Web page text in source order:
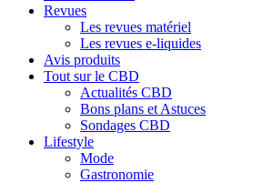
Revues
Les revues matériel
Les revues e-liquides
Avis produits
Tout sur le CBD
Actualités CBD
Bons plans et Astuces
Sondages CBD
Lifestyle
Mode
Gastronomie